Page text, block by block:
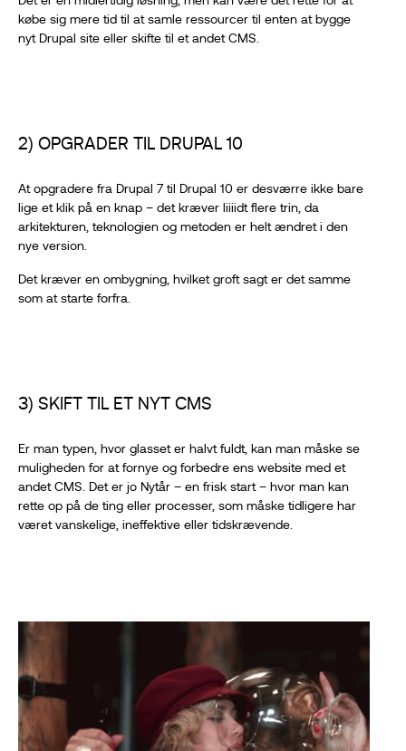
købe sig mere tid til at samle ressourcer til enten at bygge
nyt Drupal site eller skifte til et andet CMS.
2) OPGRADER TIL DRUPAL 10
At opgradere fra Drupal 7 til Drupal 10 er desværre ikke bare
lige et klik på en knap – det kræver liiiidt flere trin, da
arkitekturen, teknologien og metoden er helt ændret i den
nye version.
Det kræver en ombygning, hvilket groft sagt er det samme
som at starte forfra.
3) SKIFT TIL ET NYT CMS
Er man typen, hvor glasset er halvt fuldt, kan man måske se
muligheden for at fornye og forbedre ens website med et
andet CMS. Det er jo Nytår – en frisk start – hvor man kan
rette op på de ting eller processer, som måske tidligere har
været vanskelige, ineffektive eller tidskrævende.